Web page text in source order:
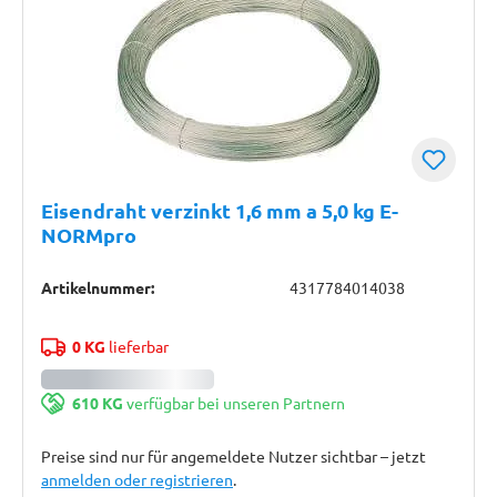
Eisendraht verzinkt 1,6 mm a 5,0 kg E-
NORMpro
Artikelnummer: 4317784014038
0 KG lieferbar
610 KG verfügbar bei unseren Partnern
Preise sind nur für angemeldete Nutzer sichtbar – jetzt
anmelden oder registrieren.